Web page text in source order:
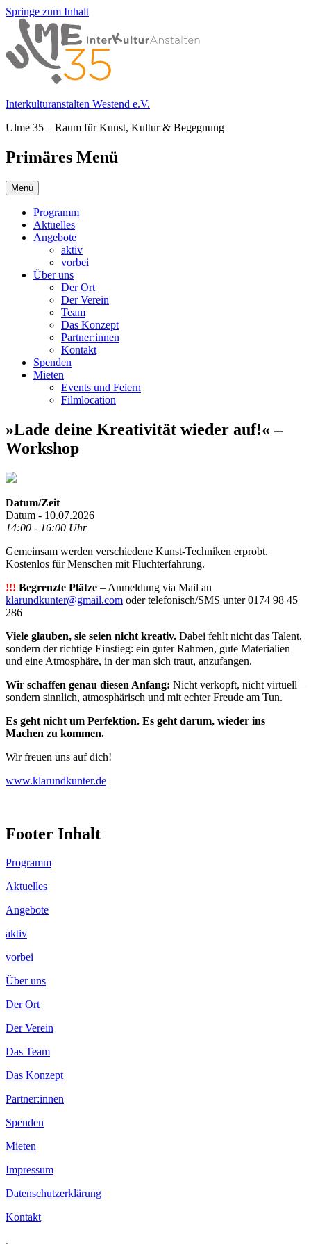
Springe zum Inhalt
Interkulturanstalten Westend e.V.
Ulme 35 – Raum für Kunst, Kultur & Begegnung
Primäres Menü
Menü
Programm
Aktuelles
Angebote
aktiv
vorbei
Über uns
Der Ort
Der Verein
Team
Das Konzept
Partner:innen
Kontakt
Spenden
Mieten
Events und Feiern
Filmlocation
»Lade deine Kreativität wieder auf!« –
Workshop
Datum/Zeit
Datum - 10.07.2026
14:00 - 16:00 Uhr
Gemeinsam werden verschiedene Kunst-Techniken erprobt.
Kostenlos für Menschen mit Fluchterfahrung.
!!! Begrenzte Plätze – Anmeldung via Mail an
klarundkunter@gmail.com oder telefonisch/SMS unter 0174 98 45
286
Viele glauben, sie seien nicht kreativ. Dabei fehlt nicht das Talent,
sondern der richtige Einstieg: ein guter Rahmen, gute Materialien
und eine Atmosphäre, in der man sich traut, anzufangen.
Wir schaffen genau diesen Anfang: Nicht verkopft, nicht virtuell –
sondern sinnlich, atmosphärisch und mit echter Freude am Tun.
Es geht nicht um Perfektion. Es geht darum, wieder ins
Machen zu kommen.
Wir freuen uns auf dich!
www.klarundkunter.de
Footer Inhalt
Programm
Aktuelles
Angebote
aktiv
vorbei
Über uns
Der Ort
Der Verein
Das Team
Das Konzept
Partner:innen
Spenden
Mieten
Impressum
Datenschutzerklärung
Kontakt
.